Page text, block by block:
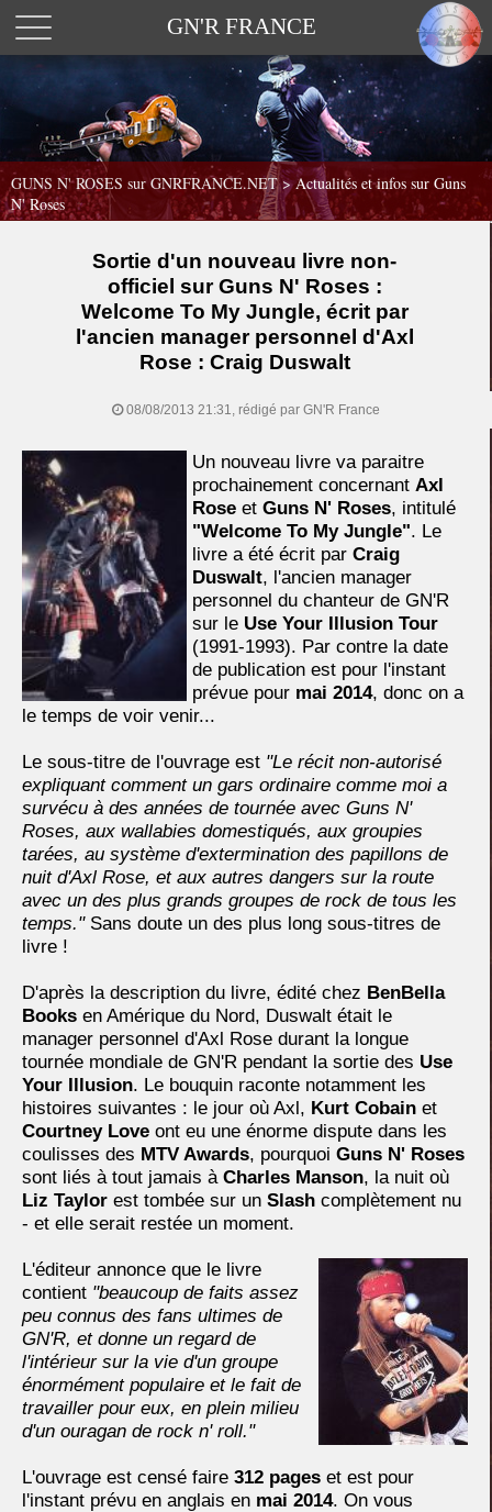
GN'R FRANCE
GUNS N' ROSES sur GNRFRANCE.NET>Actualités et infos sur Guns
N' Roses
Sortie d'un nouveau livre non-
officiel sur Guns N' Roses :
Welcome To My Jungle, écrit par
l'ancien manager personnel d'Axl
Rose : Craig Duswalt
08/08/2013 21:31, rédigé par GN'R France
Un nouveau livre va paraitre
prochainement concernant Axl
Rose et Guns N' Roses, intitulé
"Welcome To My Jungle". Le
livre a été écrit par Craig
Duswalt, l'ancien manager
personnel du chanteur de GN'R
sur le Use Your Illusion Tour
(1991-1993). Par contre la date
de publication est pour l'instant
prévue pour mai 2014, donc on a
le temps de voir venir...
Le sous-titre de l'ouvrage est "Le récit non-autorisé
expliquant comment un gars ordinaire comme moi a
survécu à des années de tournée avec Guns N'
Roses, aux wallabies domestiqués, aux groupies
tarées, au système d'extermination des papillons de
nuit d'Axl Rose, et aux autres dangers sur la route
avec un des plus grands groupes de rock de tous les
temps." Sans doute un des plus long sous-titres de
livre !
D'après la description du livre, édité chez BenBella
Books en Amérique du Nord, Duswalt était le
manager personnel d'Axl Rose durant la longue
tournée mondiale de GN'R pendant la sortie des Use
Your Illusion. Le bouquin raconte notamment les
histoires suivantes : le jour où Axl, Kurt Cobain et
Courtney Love ont eu une énorme dispute dans les
coulisses des MTV Awards, pourquoi Guns N' Roses
sont liés à tout jamais à Charles Manson, la nuit où
Liz Taylor est tombée sur un Slash complètement nu
- et elle serait restée un moment.
L'éditeur annonce que le livre
contient "beaucoup de faits assez
peu connus des fans ultimes de
GN'R, et donne un regard de
l'intérieur sur la vie d'un groupe
énormément populaire et le fait de
travailler pour eux, en plein milieu
d'un ouragan de rock n' roll."
L'ouvrage est censé faire 312 pages et est pour
l'instant prévu en anglais en mai 2014. On vous